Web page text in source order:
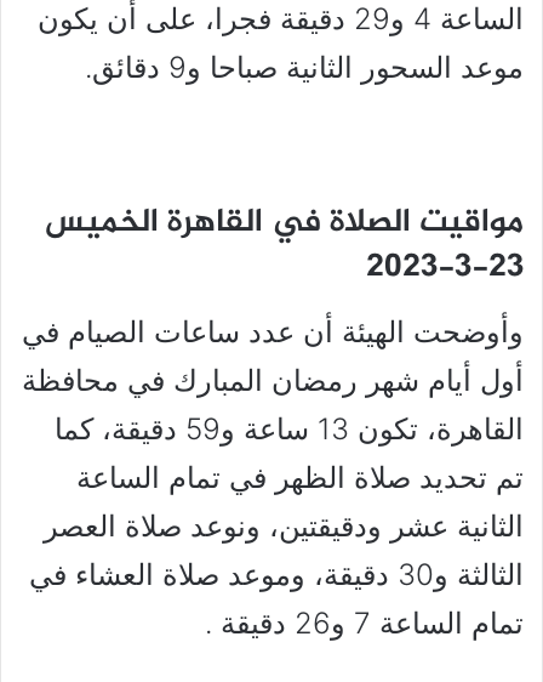
الساعة 4 و29 دقيقة فجرا، على أن يكون
موعد السحور الثانية صباحا و9 دقائق.
مواقيت الصلاة في القاهرة الخميس
23-3-2023
وأوضحت الهيئة أن عدد ساعات الصيام في
أول أيام شهر رمضان المبارك في محافظة
القاهرة، تكون 13 ساعة و59 دقيقة، كما
تم تحديد صلاة الظهر في تمام الساعة
الثانية عشر ودقيقتين، ونوعد صلاة العصر
الثالثة و30 دقيقة، وموعد صلاة العشاء في
تمام الساعة 7 و26 دقيقة .